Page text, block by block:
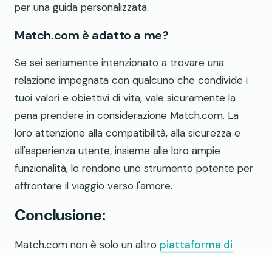
per una guida personalizzata.
Match.com è adatto a me?
Se sei seriamente intenzionato a trovare una
relazione impegnata con qualcuno che condivide i
tuoi valori e obiettivi di vita, vale sicuramente la
pena prendere in considerazione Match.com. La
loro attenzione alla compatibilità, alla sicurezza e
all'esperienza utente, insieme alle loro ampie
funzionalità, lo rendono uno strumento potente per
affrontare il viaggio verso l'amore.
Conclusione:
Match.com non è solo un altro piattaforma di